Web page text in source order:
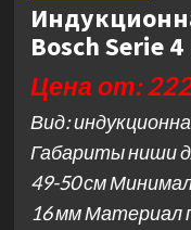
Bosch Serie
Цена от:
Вид:
Габариты ниши
49-50 см
16 мм Материал